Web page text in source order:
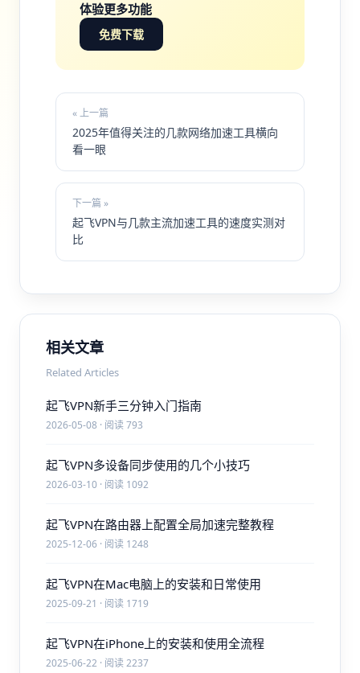
体验更多功能
免费下载
« 上一篇
2025年值得关注的几款网络加速工具横向
看一眼
下一篇 »
起飞VPN与几款主流加速工具的速度实测对
比
相关文章
Related Articles
起飞VPN新手三分钟入门指南
2026-05-08 · 阅读 793
起飞VPN多设备同步使用的几个小技巧
2026-03-10 · 阅读 1092
起飞VPN在路由器上配置全局加速完整教程
2025-12-06 · 阅读 1248
起飞VPN在Mac电脑上的安装和日常使用
2025-09-21 · 阅读 1719
起飞VPN在iPhone上的安装和使用全流程
2025-06-22 · 阅读 2237